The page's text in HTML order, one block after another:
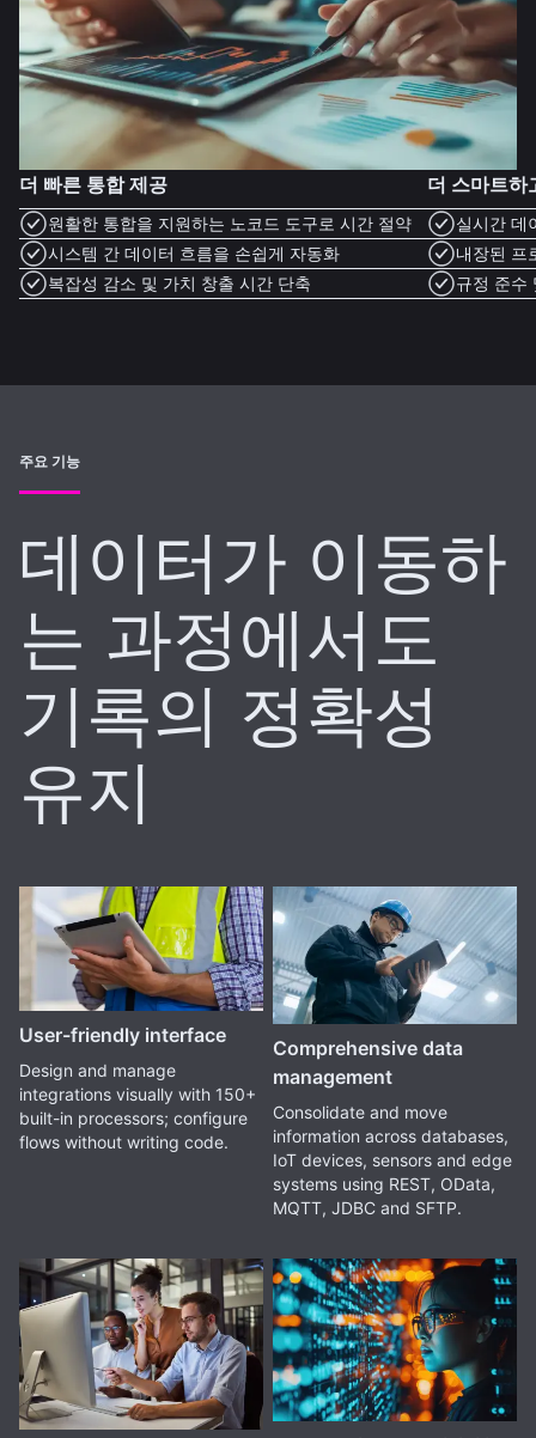
더 빠른 통합 제공
원활한 통합을 지원하는 노코드 도구로 시간 절약
시스템 간 데이터 흐름을 손쉽게 자동화
복잡성 감소 및 가치 창출 시간 단축
더 스마트하
실시간 데
내장된 프
규정 준수
주요 기능
데이터가 이동하
는 과정에서도
기록의 정확성
유지
User-friendly interface
Design and manage
integrations visually with 150+
built-in processors; configure
flows without writing code.
Comprehensive data
management
Consolidate and move
information across databases,
IoT devices, sensors and edge
systems using REST, OData,
MQTT, JDBC and SFTP.